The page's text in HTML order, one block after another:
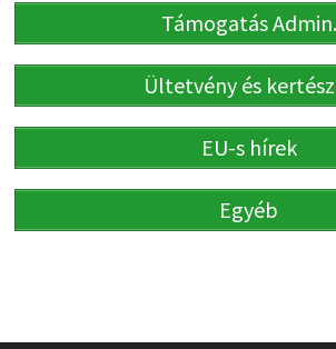
Támogatás Admin.
Ültetvény és
EU-s hírek
Egyéb